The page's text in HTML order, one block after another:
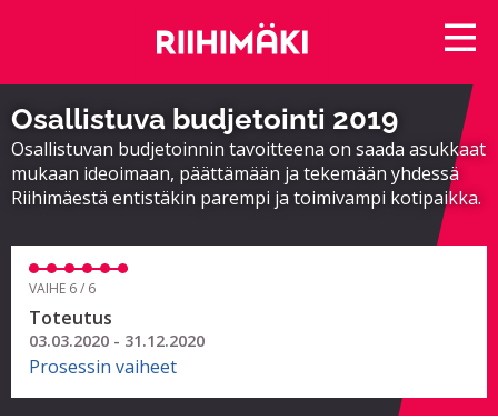
Osallistuva budjetointi 2019
Osallistuvan budjetoinnin tavoitteena on saada asukkaat
mukaan ideoimaan, päättämään ja tekemään yhdessä
Riihimäestä entistäkin parempi ja toimivampi kotipaikka.
VAIHE 6 / 6
Toteutus
03.03.2020 - 31.12.2020
Prosessin vaiheet